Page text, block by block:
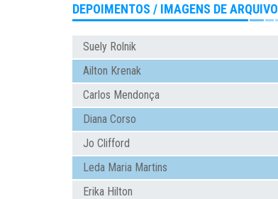
DEPOIMENTOS / IMAGENS DE ARQUIVO
Suely Rolnik
Ailton Krenak
Carlos Mendonça
Diana Corso
Jo Clifford
Leda Maria Martins
Erika Hilton